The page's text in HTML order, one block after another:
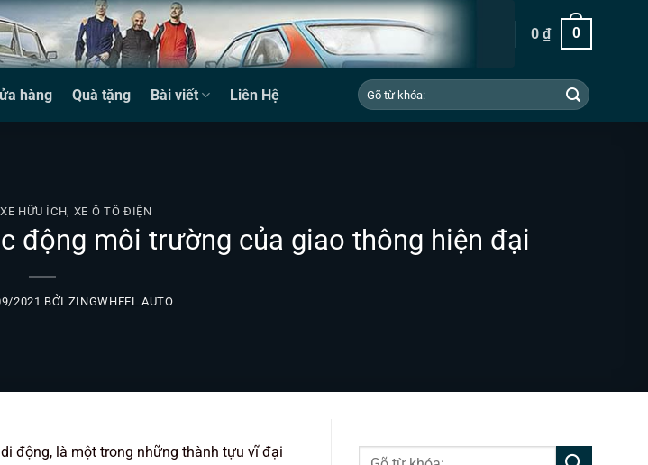
0₫ 0
hàng Quà tặng Bài viết Liên Hệ
Tìm
kiếm:
HỮU ÍCH XE Ô TÔ ĐIỆN
động môi trường của giao thông hiện đại
2021 BỞI ZINGWHEEL AUTO
động, là một trong những thành tựu vĩ đại